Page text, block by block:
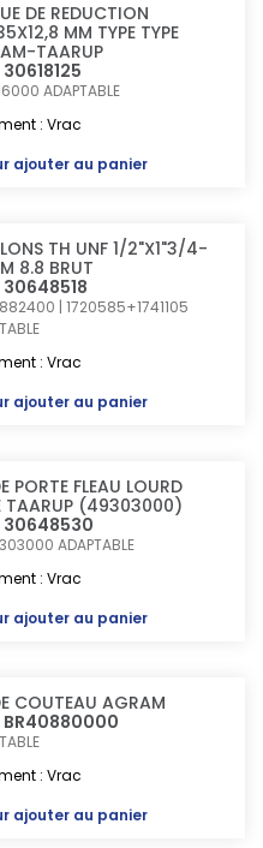
DE REDUCTION
MM TYPE TYPE
TAARUP
30618125
ADAPTABLE
: Vrac
ajouter au panier
TH UNF 1/2"X1"3/4-
8.8 BRUT
30648518
| 1720585+1741105
: Vrac
ajouter au panier
PORTE FLEAU LOURD
TAARUP (49303000)
30648530
ADAPTABLE
: Vrac
ajouter au panier
COUTEAU AGRAM
BR40880000
: Vrac
ajouter au panier